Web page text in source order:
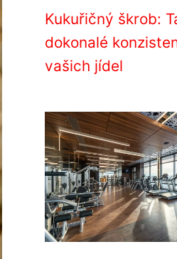
Kukuřičný škrob:
dokonalé
vašich jídel